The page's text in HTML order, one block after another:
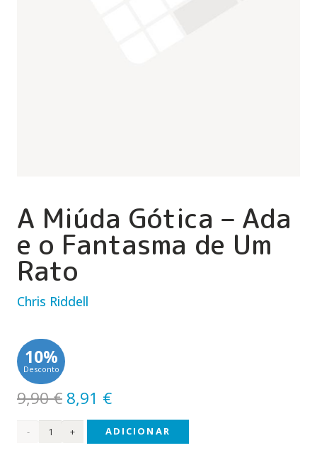
A Miúda Gótica – Ada
e o Fantasma de Um
Rato
Chris Riddell
10%
Desconto
9,90€ O
preço
original
8,91 €O
preço
atual
Quantidade
ADICIONAR